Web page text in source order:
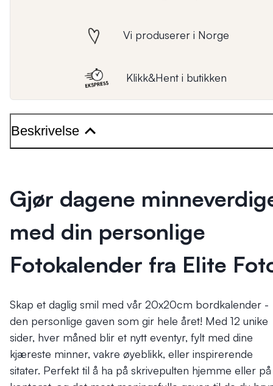
Vi produserer i Norge
Klikk&Hent i butikken
Beskrivelse
Gjør dagene
med din personlige
Fotokalender fra Elite
Skap et daglig smil med vår 20x20cm bordkalender -
den personlige gaven som gir hele året! Med 12 unike
sider, hver måned blir et nytt eventyr, fylt med dine
kjæreste minner, vakre øyeblikk, eller inspirerende
sitater. Perfekt til å ha på skrivepulten hjemme eller på